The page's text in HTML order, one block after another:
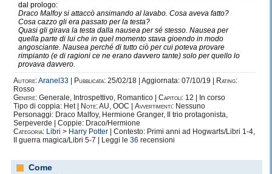
dal prologo:
Draco Malfoy si attaccò ansimando al lavabo. Cosa aveva fatto?
Cosa cazzo gli era passato per la testa?
Quasi gli girava la testa dalla nausea per sé stesso. Nausea per
quella parte di lui che in quel momento stava gioendo in modo
angosciante. Nausea perché di tutto ciò per cui poteva provare
rimpianto (e di ragioni ce ne erano davvero tante) solo per quello lo
provava davvero.
Autore:Aranel33 Pubblicata: 25/02/18 | Aggiornata: 07/10/19 |
Rating:
Rosso
Genere: Generale, Introspettivo, Romantico | Capitoli: 12 | In corso
Tipo di coppia: Het |
Note:AU, OOC | Avvertimenti: Nessuno
Personaggi: Draco Malfoy, Hermione Granger, Il trio protagonista,
Serpeverde | Coppie: Draco/Hermione
Categoria: Libri > Harry Potter | Contesto: Primi anni ad Hogwarts/Libri 1-4,
II guerra magica/Libri 5-7 | Leggi le 36 recensioni
Come